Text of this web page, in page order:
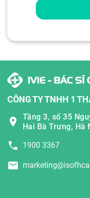
CÔNG TY TNHH 1
Tầng 3, số 35
Hai Bà Trưng, Hà
1900 3367